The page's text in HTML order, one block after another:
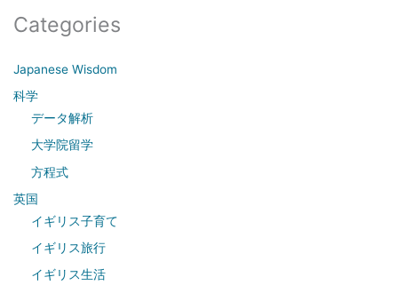
a
c
h
Categories
Japanese Wisdom
科学
データ解析
大学院留学
方程式
英国
イギリス子育て
イギリス旅行
イギリス生活